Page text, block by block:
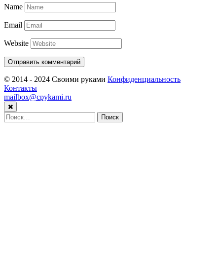
Name
Email
Website
© 2014 - 2024 Своими руками Конфиденциальность
Контакты
mailbox@cpykami.ru
Найти: